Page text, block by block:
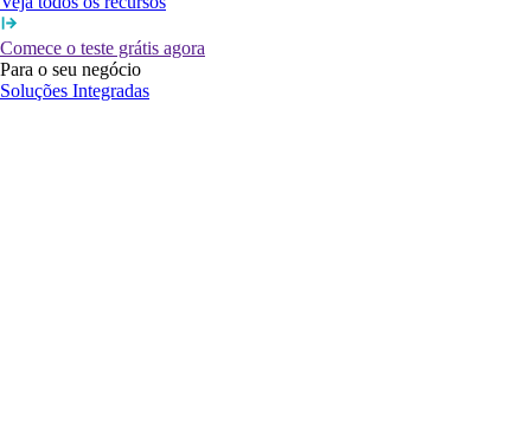
Comece o teste grátis agora
Para o seu negócio
Soluções Integradas